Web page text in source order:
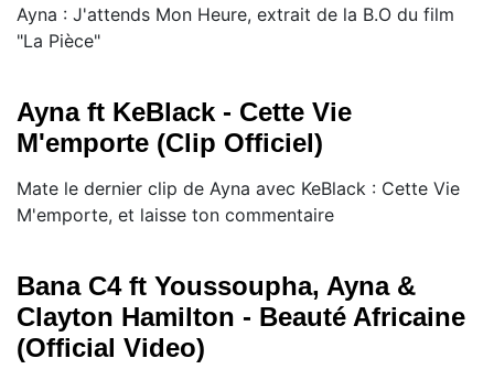
Ayna : J'attends Mon Heure, extrait de la B.O du film
"La Pièce"
Ayna ft KeBlack - Cette Vie
M'emporte (Clip Officiel)
Mate le dernier clip de Ayna avec KeBlack : Cette Vie
M'emporte, et laisse ton commentaire
Bana C4 ft Youssoupha, Ayna &
Clayton Hamilton - Beauté Africaine
(Official Video)